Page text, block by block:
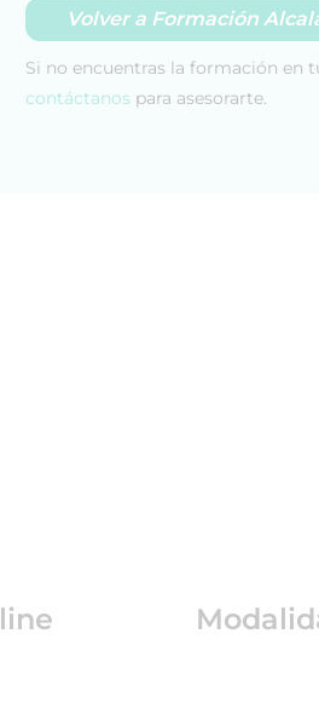
Volver a Formación
Si no encuentras la formación en
contáctanos para asesorarte.